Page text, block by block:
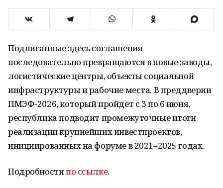
Подписанные здесь соглашения
последовательно превращаются в новые заводы,
логистические центры, объекты социальной
инфраструктуры и рабочие места. В преддверии
ПМЭФ-2026, который пройдет с 3 по 6 июня,
республика подводит промежуточные итоги
реализации крупнейших инвестпроектов,
инициированных на форуме в 2021–2025 годах.
Подробностипо ссылке.